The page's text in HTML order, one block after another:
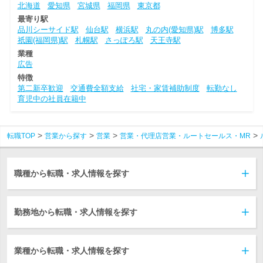
北海道
愛知県 宮城県 福岡県
東京都
最寄り駅
品川シーサイド駅
仙台駅 横浜駅 丸の内(愛知県)駅
博多駅
祇園(福岡県)駅
札幌駅 さっぽろ駅
天王寺駅
業種
広告
特徴
第二新卒歓迎
交通費全額支給 社宅・家賃補助制度
転勤なし
育児中の社員在籍中
転職TOP 営業から探す 営業 営業・代理店営業・ルートセールス・MR
職種から転職・求人情報を探す
勤務地から転職・求人情報を探す
業種から転職・求人情報を探す